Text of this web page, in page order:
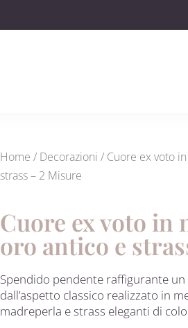
Home / Decorazioni / Cuore ex voto
strass – 2 Misure
Cuore ex voto in
oro antico e
Spendido pendente raffigurante
dall’aspetto classico realizzato in
madreperla e strass eleganti di